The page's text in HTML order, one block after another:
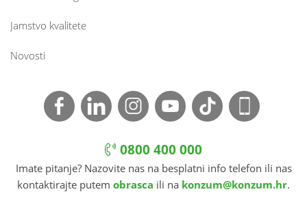
Jamstvo kvalitete
Novosti
0800 400 000
Imate pitanje? Nazovite nas na besplatni info telefon ili nas
kontaktirajte putem obrasca ili na konzum@konzum.hr.